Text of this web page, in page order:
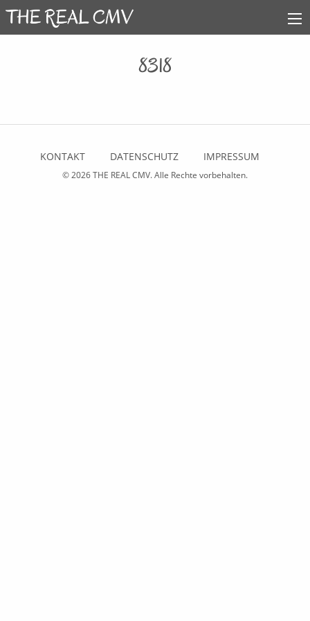
8318
KONTAKT DATENSCHUTZ IMPRESSUM
© 2026THE REAL CMV. Alle Rechte vorbehalten.